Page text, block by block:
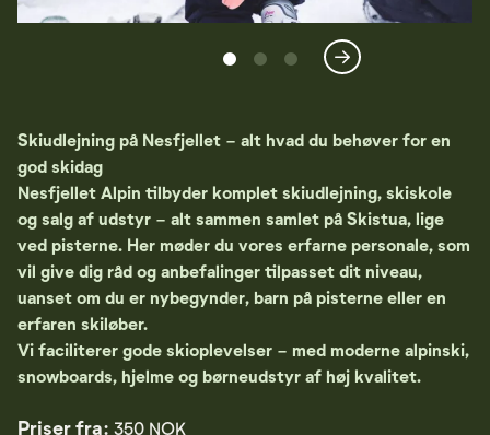
Skiudlejning på Nesfjellet - alt hvad du behøver for en
god skidag
Nesfjellet Alpin tilbyder komplet skiudlejning, skiskole
og salg af udstyr - alt sammen samlet på Skistua, lige
ved pisterne. Her møder du vores erfarne personale, som
vil give dig råd og anbefalinger tilpasset dit niveau,
uanset om du er nybegynder, barn på pisterne eller en
erfaren skiløber.
Vi faciliterer gode skioplevelser - med moderne alpinski,
snowboards, hjelme og børneudstyr af høj kvalitet.
Priser fra: 350 NOK